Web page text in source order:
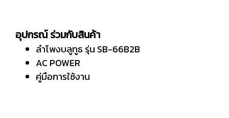
อุปกรณ์ ร่วมกับสินค้า
ลำโพงบลูทูธ รุ่น SB-66B2B
AC POWER
คู่มือการใช้งาน